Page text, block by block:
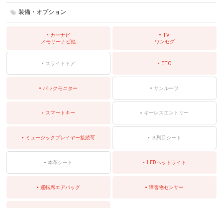
装備・オプション
カーナビ
メモリーナビ他
TV
ワンセグ
スライドドア ETC
バックモニター サンルーフ
スマートキー キーレスエントリー
ミュージックプレイヤー接続可 ３列目シート
本革シート LEDヘッドライト
運転席エアバッグ 障害物センサー